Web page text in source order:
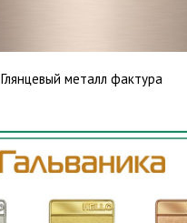
Глянцевый металл фактура